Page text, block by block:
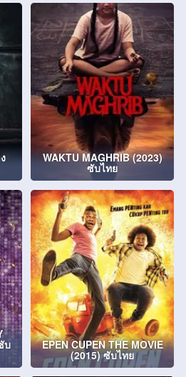
WAKTU MAGHRIB (2023)
ซับไทย
บ EPEN CUPEN THE MOVIE
(2015) ซับไทย